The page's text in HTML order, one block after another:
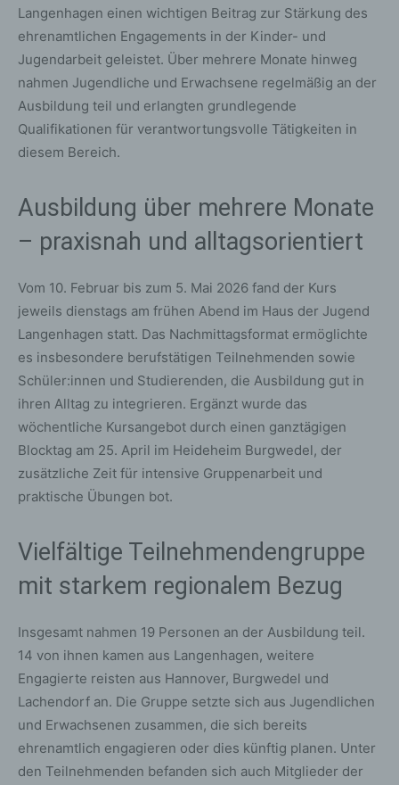
Langenhagen einen wichtigen Beitrag zur Stärkung des
ehrenamtlichen Engagements in der Kinder- und
Jugendarbeit geleistet. Über mehrere Monate hinweg
nahmen Jugendliche und Erwachsene regelmäßig an der
Ausbildung teil und erlangten grundlegende
Qualifikationen für verantwortungsvolle Tätigkeiten in
diesem Bereich.
Ausbildung über mehrere Monate
– praxisnah und alltagsorientiert
Vom 10. Februar bis zum 5. Mai 2026 fand der Kurs
jeweils dienstags am frühen Abend im Haus der Jugend
Langenhagen statt. Das Nachmittagsformat ermöglichte
es insbesondere berufstätigen Teilnehmenden sowie
Schüler:innen und Studierenden, die Ausbildung gut in
ihren Alltag zu integrieren. Ergänzt wurde das
wöchentliche Kursangebot durch einen ganztägigen
Blocktag am 25. April im Heideheim Burgwedel, der
zusätzliche Zeit für intensive Gruppenarbeit und
praktische Übungen bot.
Vielfältige Teilnehmendengruppe
mit starkem regionalem Bezug
Insgesamt nahmen 19 Personen an der Ausbildung teil.
14 von ihnen kamen aus Langenhagen, weitere
Engagierte reisten aus Hannover, Burgwedel und
Lachendorf an. Die Gruppe setzte sich aus Jugendlichen
und Erwachsenen zusammen, die sich bereits
ehrenamtlich engagieren oder dies künftig planen. Unter
den Teilnehmenden befanden sich auch Mitglieder der